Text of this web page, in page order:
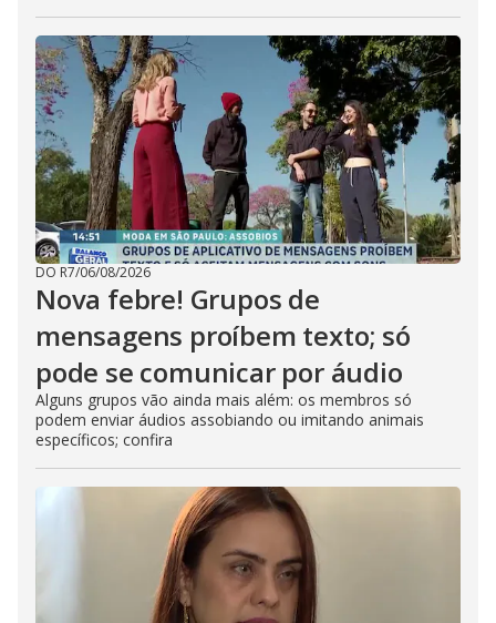
DO R7/06/08/2026
Nova febre! Grupos de
mensagens proíbem texto; só
pode se comunicar por áudio
Alguns grupos vão ainda mais além: os membros só
podem enviar áudios assobiando ou imitando animais
específicos; confira